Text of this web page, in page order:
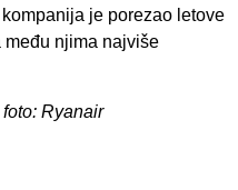
je porezao letove
među njima najviše
Ryanair